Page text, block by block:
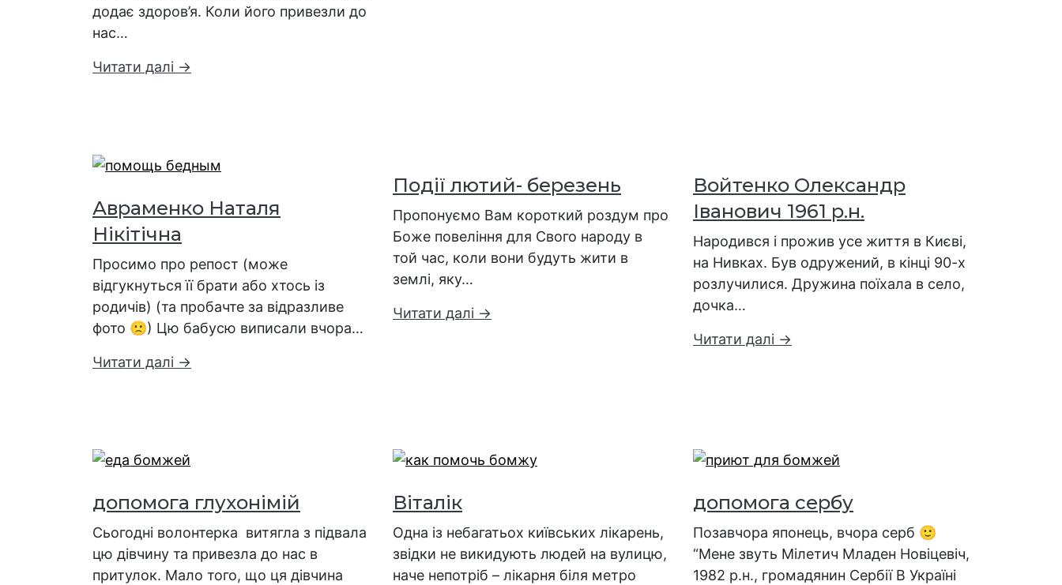
додає здоров’я. Коли його привезли до
нас…
Читати далі →
Авраменко Наталя
Нікітічна
Просимо про репост (може
відгукнуться її брати або хтось із
родичів) (та пробачте за відразливе
фото 🙁) Цю бабусю виписали вчора…
Читати далі →
Події лютий- березень
Пропонуємо Вам короткий роздум про
Боже повеління для Свого народу в
той час, коли вони будуть жити в
землі, яку…
Читати далі →
Войтенко Олександр
Іванович 1961 р.н.
Народився і прожив усе життя в Києві,
на Нивках. Був одружений, в кінці 90-х
розлучилися. Дружина поїхала в село,
дочка…
Читати далі →
допомога глухонімій
Сьогодні волонтерка витягла з підвала
цю дівчину та привезла до нас в
притулок. Мало того, що ця дівчина
Віталік
Одна із небагатьох київських лікарень,
звідки не викидують людей на вулицю,
наче непотріб – лікарня біля метро
допомога сербу
Позавчора японець, вчора серб 🙂
“Мене звуть Мілетич Младен Новіцевіч,
1982 р.н., громадянин Сербії В Україні